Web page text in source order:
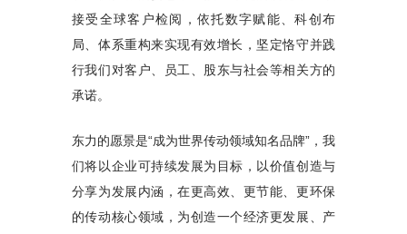
接受全球客户检阅，依托数字赋能、科创布
局、体系重构来实现有效增长，坚定恪守并践
行我们对客户、员工、股东与社会等相关方的
承诺。
东力的愿景是“成为世界传动领域知名品牌”，我
们将以企业可持续发展为目标，以价值创造与
分享为发展内涵，在更高效、更节能、更环保
的传动核心领域，为创造一个经济更发展、产